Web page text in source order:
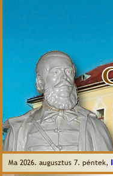
Ma 2026. augusztus 7. péntek,